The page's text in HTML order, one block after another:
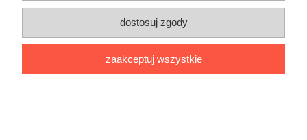
Inteligentny dom ( POCKET HOME )
Promocje i transport gratis
Automatyka NOVATEK
dostosuj zgody
zaakceptuj wszystkie